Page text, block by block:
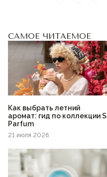
САМОЕ ЧИТАЕМОЕ
Как выбрать летний
аромат: гид по коллекции S
Parfum
21 июля 2026